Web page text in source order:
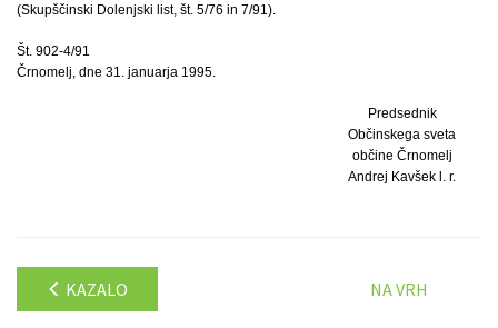
(Skupščinski Dolenjski list, št. 5/76 in 7/91).
Št. 902-4/91
Črnomelj, dne 31. januarja 1995.
Predsednik
Občinskega sveta
občine Črnomelj
Andrej Kavšek l. r.
KAZALO NA VRH